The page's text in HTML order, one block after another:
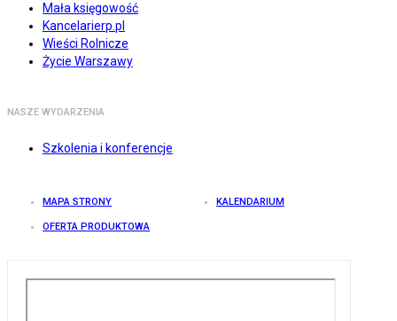
Mała księgowość
Kancelarierp.pl
Wieści Rolnicze
Życie Warszawy
NASZE WYDARZENIA
Szkolenia i konferencje
MAPA STRONY KALENDARIUM
OFERTA PRODUKTOWA